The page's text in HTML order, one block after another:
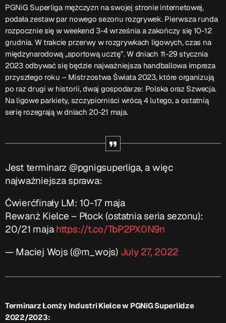
Klub WSPAK
Wirtualna Uczelnia
Biuro Karier
Punkt Interwencji Kryzysowej
Przydatne informacje
O nas– jedyna w Kielcach studencka stacja radiowa.
Czytaj.wiecej…
Patronat medialny Radia Fraszka
Wyszukaj
ON AIR
PGNiG Superliga mężczyzn na swojej stronie internetowej,
podała zestaw par nowego sezonu rozgrywek. Pierwsza runda
rozpocznie się w weekend 3-4 września a zakończy się 10-12
grudnia. W trakcie przerwy w rozgrywkach ligowych, czas na
międzynarodową „sportową ucztę”. W dniach 11-29 stycznia
2023 odbywać się będzie najważniejsza handballowa impreza
przyszłego roku – Mistrzostwa Świata 2023, które organizują
po raz drugi w historii, dwaj gospodarze: Polska oraz Szwecja.
Na ligowe parkiety, szczypiorniści wrócą 4 lutego, a ostatnią
serię rozegrają w dniach 20-21 maja.
Jest terminarz @pgnigsuperliga, a więc
najważniejsza sprawa:
Ćwierćfinały LM: 10-17 maja
Rewanż Kielce – Płock (ostatnia seria sezonu):
20/21 maja https://t.co/TbP2PX0N9n
— Maciej Wojs (@m_wojs) July 27, 2022
Terminarz Łomży Industri Kielce w PGNiG Superlidze
2022/2023: